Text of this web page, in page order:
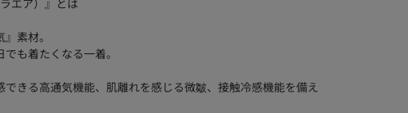
エア）』とは
素材。
も着たくなる一着。
きる高通気機能、肌離れを感じる微皺、接触冷感機能を備え